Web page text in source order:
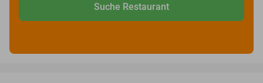
Suche Restaurant